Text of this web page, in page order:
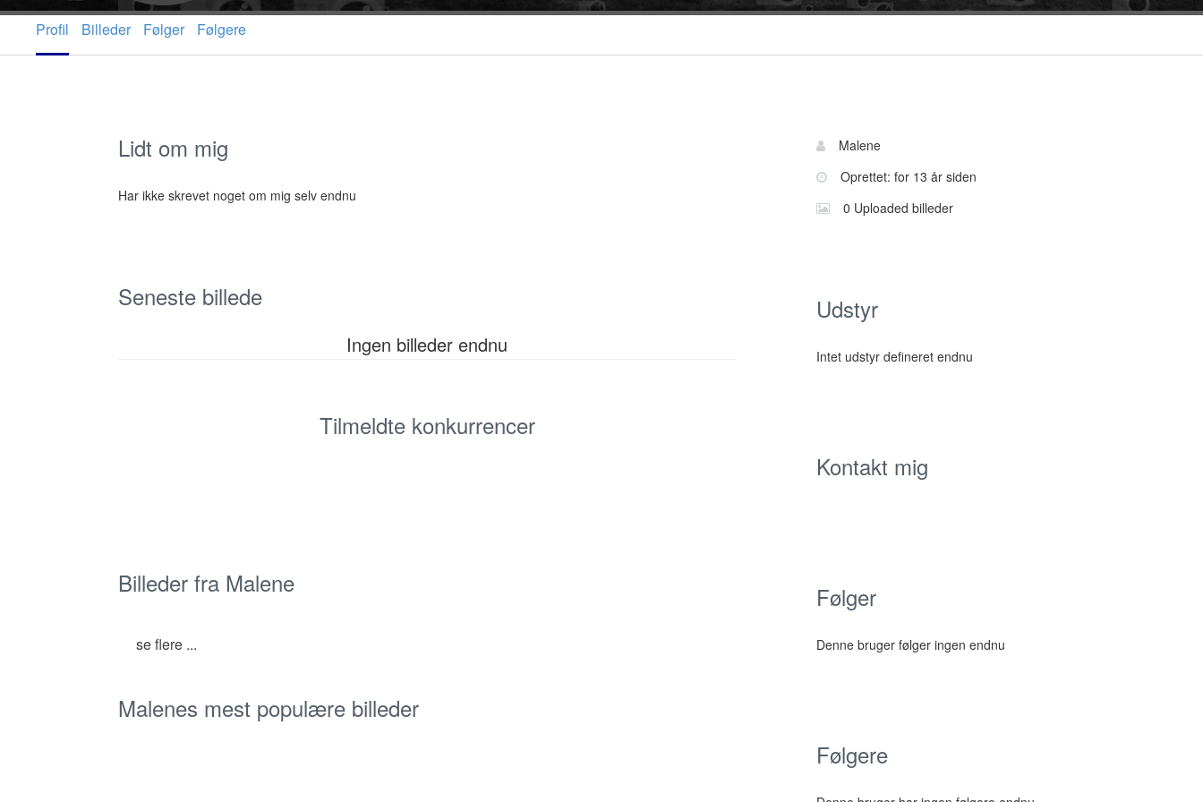
Profil Billeder Følger Følgere
Lidt om mig
Har ikke skrevet noget om mig selv endnu
Seneste billede
Ingen billeder endnu
Tilmeldte konkurrencer
Billeder fra Malene
se flere ...
Malenes mest populære billeder
Bruger
information
Navn:
Malene
Oprettet: for 13 år siden
0 Uploaded billeder
Udstyr
Intet udstyr defineret endnu
Kontakt mig
Følger
Denne bruger følger ingen endnu
Følgere